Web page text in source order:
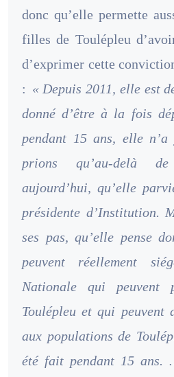
donc qu’elle permette
filles de Toulépleu
d’exprimer cette
: « Depuis 2011, elle est
donné d’être à la fois
pendant 15 ans, elle n’a
prions qu’au-delà
aujourd’hui, qu’elle
présidente d’Institution.
ses pas, qu’elle pense
peuvent réellement
Nationale qui
Toulépleu et qui peuvent
aux populations de
été fait pendant 15 ans.